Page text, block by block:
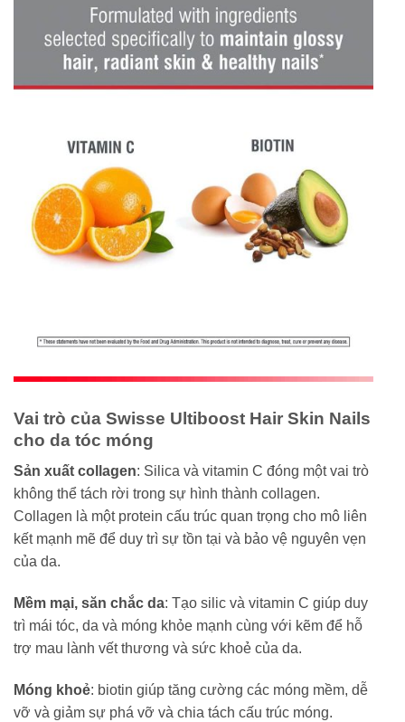
Vai trò của Swisse Ultiboost Hair Skin Nails
cho da tóc móng
Sản xuất collagen: Silica và vitamin C đóng một vai trò
không thể tách rời trong sự hình thành collagen.
Collagen là một protein cấu trúc quan trọng cho mô liên
kết mạnh mẽ để duy trì sự tồn tại và bảo vệ nguyên vẹn
của da.
Mềm mại, săn chắc da: Tạo silic và vitamin C giúp duy
trì mái tóc, da và móng khỏe mạnh cùng với kẽm để hỗ
trợ mau lành vết thương và sức khoẻ của da.
Móng khoẻ: biotin giúp tăng cường các móng mềm, dễ
vỡ và giảm sự phá vỡ và chia tách cấu trúc móng.